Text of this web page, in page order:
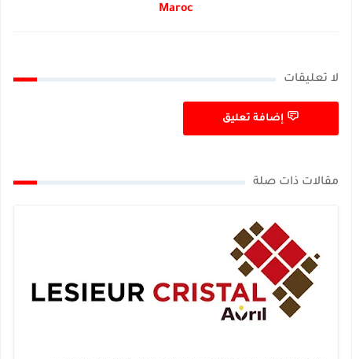
Maroc
لا تعليقات
إضافة تعليق
مقالات ذات صلة